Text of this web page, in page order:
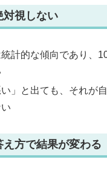
視しない
計的な傾向であり、
い」と出ても、それが
方で結果が変わる